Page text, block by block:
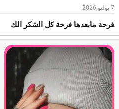
7 يوليو 2026
فرحة مابعدها فرحة كل الشكر الك